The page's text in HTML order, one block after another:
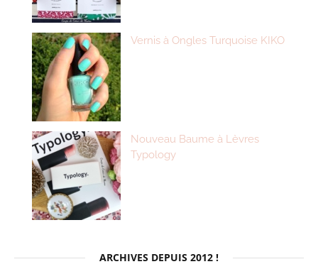
Vernis à Ongles Turquoise KIKO
Nouveau Baume à Lèvres
Typology
ARCHIVES DEPUIS 2012 !